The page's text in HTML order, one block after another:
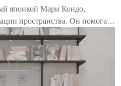
японкой Мари Кондо,
пространства. Он помогает
вещей, но и создать дом,
радость. Особенно
комнат, где
В этой статье мы
КонМари к хранению